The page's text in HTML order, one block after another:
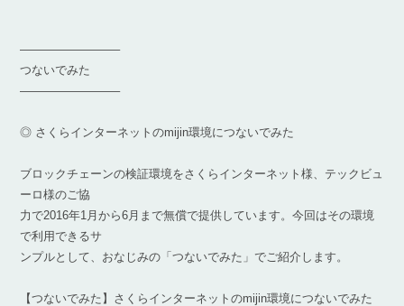
————————–
つないでみた
————————–
◎ さくらインターネットのmijin環境につないでみた
ブロックチェーンの検証環境をさくらインターネット様、テックビュ
ーロ様のご協
力で2016年1月から6月まで無償で提供しています。今回はその環境
で利用できるサ
ンプルとして、おなじみの「つないでみた」でご紹介します。
【つないでみた】さくらインターネットのmijin環境につないでみた